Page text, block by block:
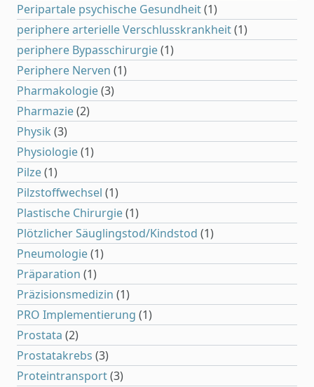
Peripartale psychische Gesundheit(1)
periphere arterielle Verschlusskrankheit(1)
periphere Bypasschirurgie(1)
Periphere Nerven (1)
Pharmakologie(3)
Pharmazie(2)
Physik (3)
Physiologie(1)
Pilze(1)
Pilzstoffwechsel (1)
Plastische Chirurgie(1)
Plötzlicher Säuglingstod/Kindstod (1)
Pneumologie(1)
Präparation (1)
Präzisionsmedizin (1)
PRO Implementierung (1)
Prostata (2)
Prostatakrebs (3)
Proteintransport(3)